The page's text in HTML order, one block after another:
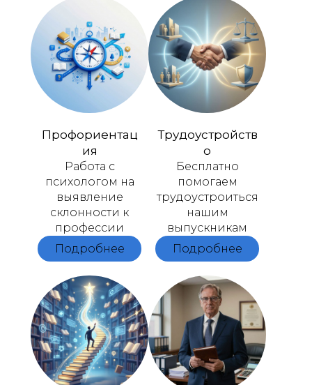
Профориентац
ия
Работа с
психологом на
выявление
склонности к
профессии
Подробнее
Трудоустройств
о​​​​​​​
Бесплатно
помогаем
трудоустроиться
нашим
выпускникам
Подробнее